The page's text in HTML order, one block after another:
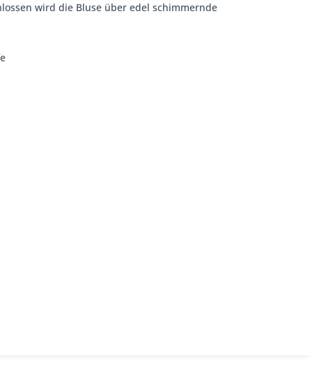
wird die Bluse über edel schimmernde